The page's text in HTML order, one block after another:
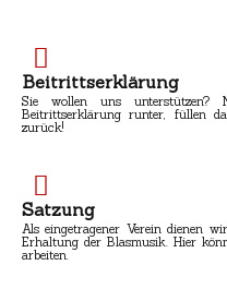
Beitrittserklärung
Sie wollen uns unterstützen?
Beitrittserklärung runter, füllen
zurück!
Satzung
Als eingetragener Verein dienen
Erhaltung der Blasmusik. Hier
arbeiten.